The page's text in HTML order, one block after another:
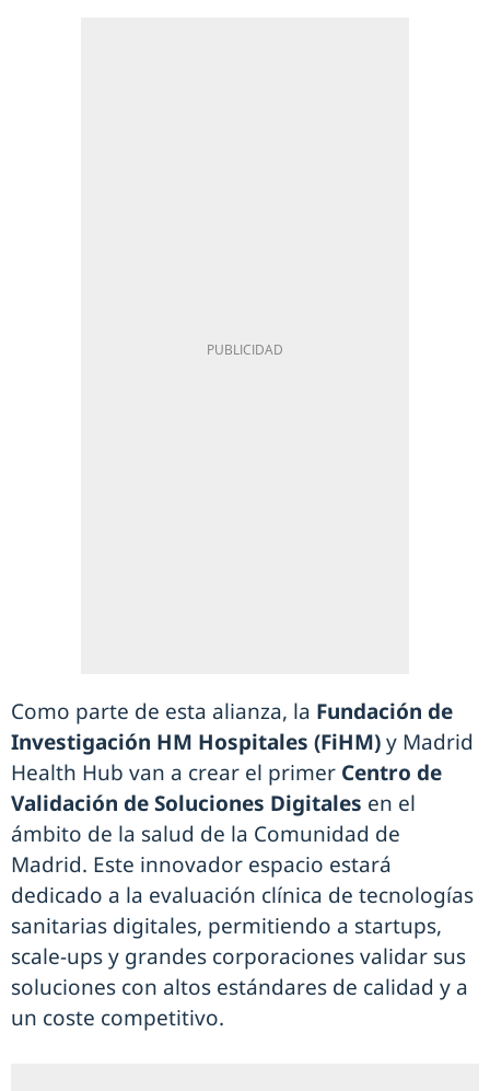
Como parte de esta alianza, la Fundación de
Investigación HM Hospitales (FiHM)y Madrid
Health Hub van a crear el primer Centro de
Validación de Soluciones Digitales en el
ámbito de la salud de la Comunidad de
Madrid. Este innovador espacio estará
dedicado a la evaluación clínica de tecnologías
sanitarias digitales, permitiendo a startups,
scale-ups y grandes corporaciones validar sus
soluciones con altos estándares de calidad y a
un coste competitivo.